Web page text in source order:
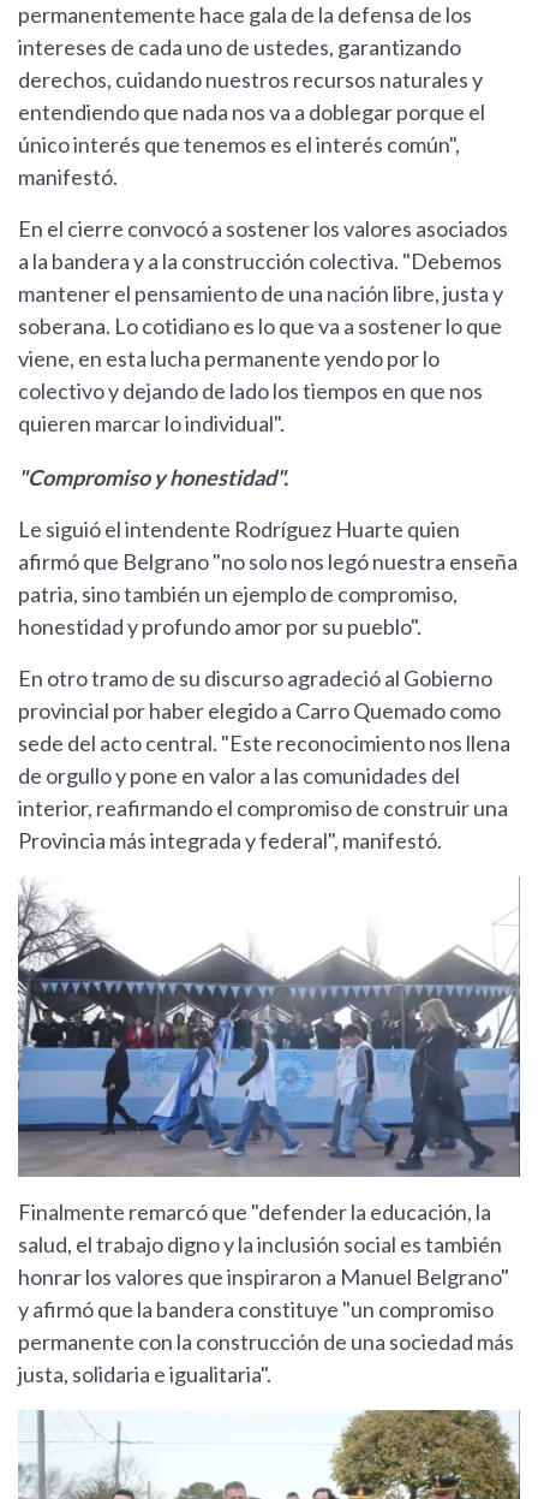
permanentemente hace gala de la defensa de los
intereses de cada uno de ustedes, garantizando
derechos, cuidando nuestros recursos naturales y
entendiendo que nada nos va a doblegar porque el
único interés que tenemos es el interés común",
manifestó.
En el cierre convocó a sostener los valores asociados
a la bandera y a la construcción colectiva. "Debemos
mantener el pensamiento de una nación libre, justa y
soberana. Lo cotidiano es lo que va a sostener lo que
viene, en esta lucha permanente yendo por lo
colectivo y dejando de lado los tiempos en que nos
quieren marcar lo individual".
"Compromiso y honestidad".
Le siguió el intendente Rodríguez Huarte quien
afirmó que Belgrano "no solo nos legó nuestra enseña
patria, sino también un ejemplo de compromiso,
honestidad y profundo amor por su pueblo".
En otro tramo de su discurso agradeció al Gobierno
provincial por haber elegido a Carro Quemado como
sede del acto central. "Este reconocimiento nos llena
de orgullo y pone en valor a las comunidades del
interior, reafirmando el compromiso de construir una
Provincia más integrada y federal", manifestó.
Finalmente remarcó que "defender la educación, la
salud, el trabajo digno y la inclusión social es también
honrar los valores que inspiraron a Manuel Belgrano"
y afirmó que la bandera constituye "un compromiso
permanente con la construcción de una sociedad más
justa, solidaria e igualitaria".